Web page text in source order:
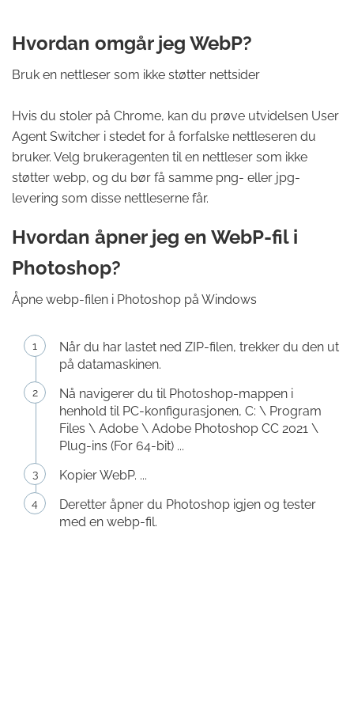
Hvordan omgår jeg WebP?
Bruk en nettleser som ikke støtter nettsider
Hvis du stoler på Chrome, kan du prøve utvidelsen User
Agent Switcher i stedet for å forfalske nettleseren du
bruker. Velg brukeragenten til en nettleser som ikke
støtter webp, og du bør få samme png- eller jpg-
levering som disse nettleserne får.
Hvordan åpner jeg en WebP-fil i
Photoshop?
Åpne webp-filen i Photoshop på Windows
Når du har lastet ned ZIP-filen, trekker du den ut
på datamaskinen.
Nå navigerer du til Photoshop-mappen i
henhold til PC-konfigurasjonen, C: \ Program
Files \ Adobe \ Adobe Photoshop CC 2021 \
Plug-ins (For 64-bit) ...
Kopier WebP. ...
Deretter åpner du Photoshop igjen og tester
med en webp-fil.